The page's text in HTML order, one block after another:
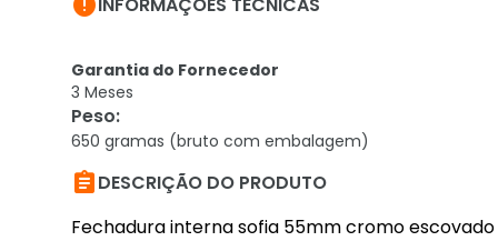
Garantia do Fornecedor
3 Meses
Peso:
650 gramas (bruto com embalagem)
DESCRIÇÃO DO PRODUTO
Fechadura interna sofia 55mm cromo